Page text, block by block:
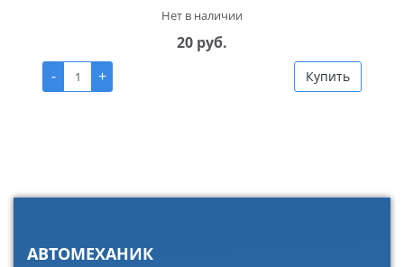
Нет в наличии
20 руб.
-
+ Купить
АВТОМЕХАНИК